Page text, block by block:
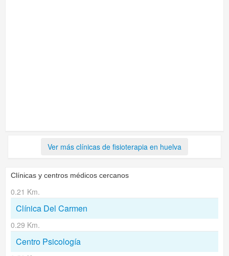
Ver más clínicas de fisioterapia en huelva
Clínicas y centros médicos cercanos
0.21 Km.
Clínica Del Carmen
0.29 Km.
Centro Psicología